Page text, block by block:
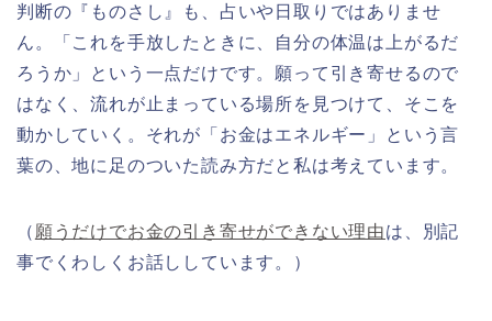
判断の『ものさし』も、占いや日取りではありませ
ん。「これを手放したときに、自分の体温は上がるだ
ろうか」という一点だけです。願って引き寄せるので
はなく、流れが止まっている場所を見つけて、そこを
動かしていく。それが「お金はエネルギー」という言
葉の、地に足のついた読み方だと私は考えています。
（ 願うだけでお金の引き寄せができない理由は、別記
事でくわしくお話ししています。）